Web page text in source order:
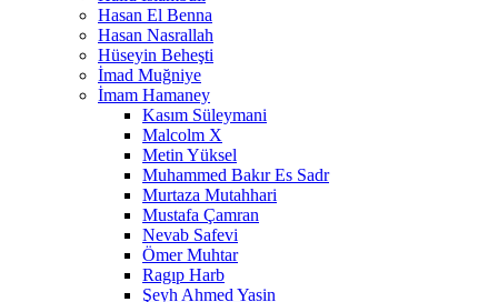
Hasan El Benna
Hasan Nasrallah
Hüseyin Beheşti
İmad Muğniye
İmam Hamaney
Kasım Süleymani
Malcolm X
Metin Yüksel
Muhammed Bakır Es Sadr
Murtaza Mutahhari
Mustafa Çamran
Nevab Safevi
Ömer Muhtar
Ragıp Harb
Şeyh Ahmed Yasin